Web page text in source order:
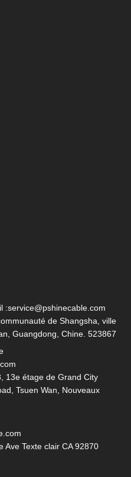
:service@pshinecable.com
de Shangsha, ville
Guangdong, Chine. 523867
13e étage de Grand City
Tsuen Wan, Nouveaux
Ave Texte clair CA 92870